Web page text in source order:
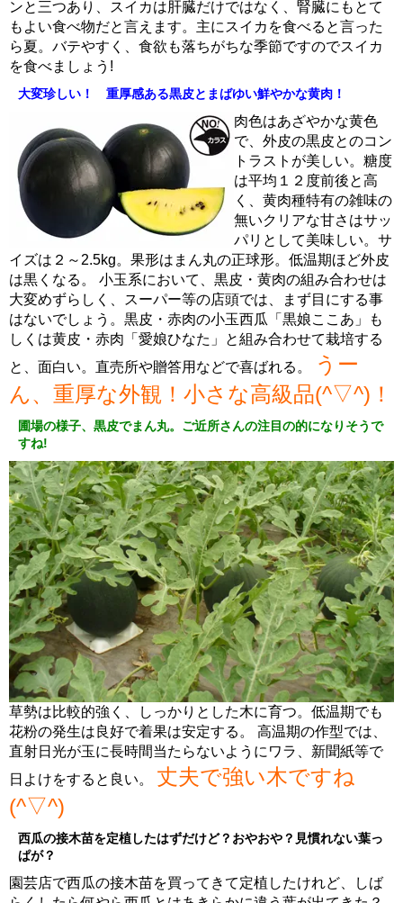
ンと三つあり、スイカは肝臓だけではなく、腎臓にもとて
もよい食べ物だと言えます。主にスイカを食べると言った
ら夏。バテやすく、食欲も落ちがちな季節ですのでスイカ
を食べましょう!
大変珍しい！ 重厚感ある黒皮とまばゆい鮮やかな黄肉！
肉色はあざやかな黄色
で、外皮の黒皮とのコン
トラストが美しい。糖度
は平均１２度前後と高
く、黄肉種特有の雑味の
無いクリアな甘さはサッ
パリとして美味しい。サ
イズは２～2.5kg。果形はまん丸の正球形。低温期ほど外皮
は黒くなる。 小玉系において、黒皮・黄肉の組み合わせは
大変めずらしく、スーパー等の店頭では、まず目にする事
はないでしょう。黒皮・赤肉の小玉西瓜「黒娘ここあ」も
しくは黄皮・赤肉「愛娘ひなた」と組み合わせて栽培する
と、面白い。直売所や贈答用などで喜ばれる。
うー
ん、重厚な外観！小さな高級品(^▽^)！
圃場の様子、黒皮でまん丸。ご近所さんの注目の的になりそうで
すね!
草勢は比較的強く、しっかりとした木に育つ。低温期でも
花粉の発生は良好で着果は安定する。 高温期の作型では、
直射日光が玉に長時間当たらないようにワラ、新聞紙等で
日よけをすると良い。 丈夫で強い木ですね
(^▽^)
西瓜の接木苗を定植したはずだけど？おやおや？見慣れない葉っ
ぱが？
園芸店で西瓜の接木苗を買ってきて定植したけれど、しば